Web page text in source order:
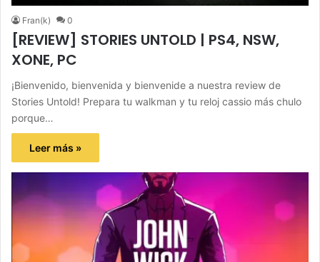
Fran(k) 0
[REVIEW] STORIES UNTOLD | PS4, NSW,
XONE, PC
¡Bienvenido, bienvenida y bienvenide a nuestra review de
Stories Untold! Prepara tu walkman y tu reloj cassio más chulo
porque…
Leer más »